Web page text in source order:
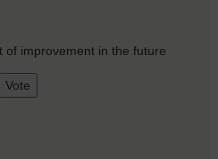
of improvement in the future